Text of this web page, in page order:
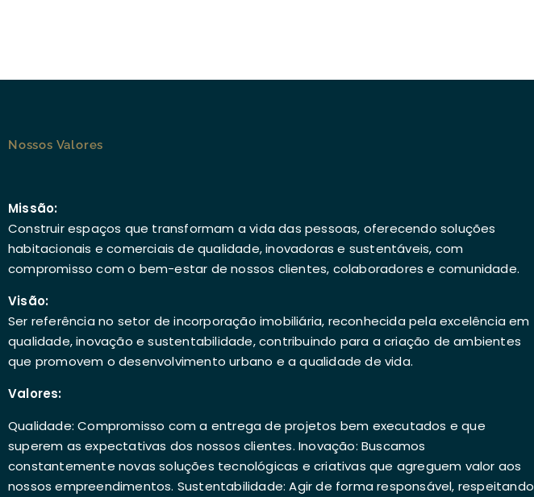
Nossos Valores
Missão:
Construir espaços que transformam a vida das pessoas, oferecendo soluções
habitacionais e comerciais de qualidade, inovadoras e sustentáveis, com
compromisso com o bem-estar de nossos clientes, colaboradores e comunidade.
Visão:
Ser referência no setor de incorporação imobiliária, reconhecida pela excelência em
qualidade, inovação e sustentabilidade, contribuindo para a criação de ambientes
que promovem o desenvolvimento urbano e a qualidade de vida.
Valores:
Qualidade: Compromisso com a entrega de projetos bem executados e que
superem as expectativas dos nossos clientes. Inovação: Buscamos
constantemente novas soluções tecnológicas e criativas que agreguem valor aos
nossos empreendimentos. Sustentabilidade: Agir de forma responsável, respeitando